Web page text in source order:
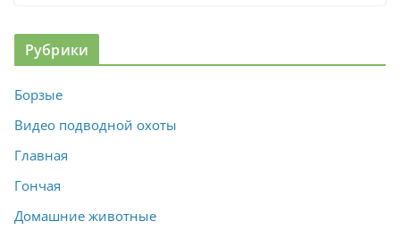
Рубрики
Борзые
Видео подводной охоты
Главная
Гончая
Домашние животные